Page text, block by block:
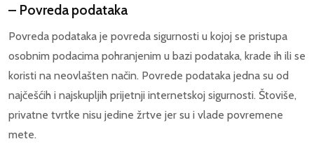
– Povreda podataka
Povreda podataka je povreda sigurnosti u kojoj se pristupa
osobnim podacima pohranjenim u bazi podataka, krade ih ili se
koristi na neovlašten način. Povrede podataka jedna su od
najčešćih i najskupljih prijetnji internetskoj sigurnosti. Štoviše,
privatne tvrtke nisu jedine žrtve jer su i vlade povremene
mete.